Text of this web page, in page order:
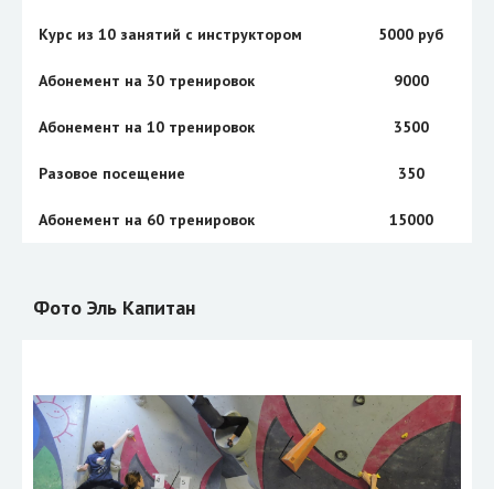
Курс из 10 занятий с инструктором 5000 руб
Абонемент на 30 тренировок 9000
Абонемент на 10 тренировок 3500
Разовое посещение 350
Абонемент на 60 тренировок 15000
Фото Эль Капитан